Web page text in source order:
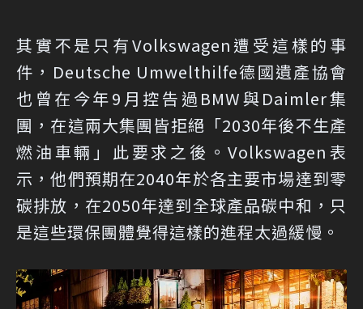
其實不是只有Volkswagen遭受這樣的事
件，Deutsche Umwelthilfe德國遺產協會
也曾在今年9月控告過BMW與Daimler集
團，在這兩大集團皆拒絕「2030年後不生產
燃油車輛」此要求之後。Volkswagen表
示，他們預期在2040年於各主要市場達到零
碳排放，在2050年達到全球產品碳中和，只
是這些環保團體覺得這樣的進程太過緩慢。